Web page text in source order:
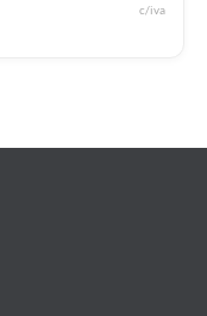
c/iva